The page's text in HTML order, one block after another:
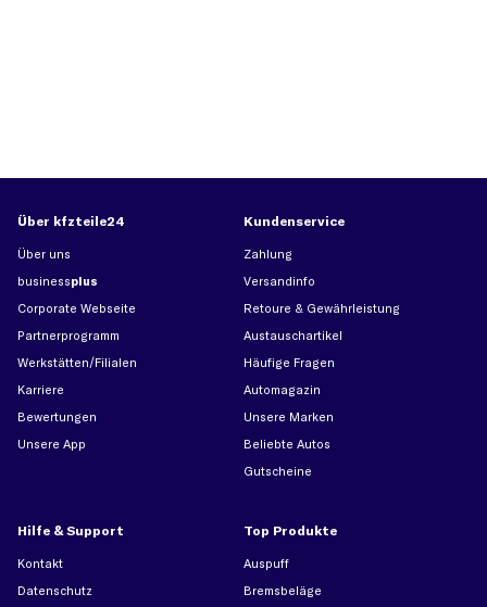
Über kfzteile24
Über uns
businessplus
Corporate Webseite
Partnerprogramm
Werkstätten/Filialen
Karriere
Bewertungen
Unsere App
Kundenservice
Zahlung
Versandinfo
Retoure & Gewährleistung
Austauschartikel
Häufige Fragen
Automagazin
Unsere Marken
Beliebte Autos
Gutscheine
Hilfe & Support
Kontakt
Datenschutz
Top Produkte
Auspuff
Bremsbeläge